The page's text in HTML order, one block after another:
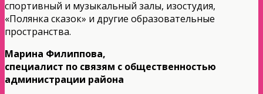
спортивный и музыкальный залы, изостудия,
«Полянка сказок» и другие образовательные
пространства.
Марина Филиппова,
специалист по связям с общественностью
администрации района